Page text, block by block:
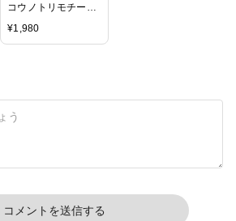
コウノトリモチーフ
SU1036 全長
9.5cm◆シザース
¥1,980
コメントを送信する